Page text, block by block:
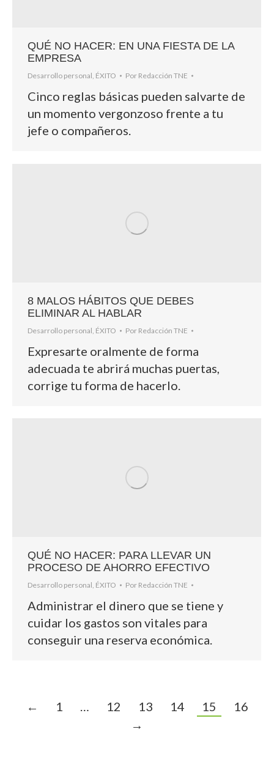
QUÉ NO HACER: EN UNA FIESTA DE LA
EMPRESA
Desarrollo personal, ÉXITO Por Redacción TNE
Cinco reglas básicas pueden salvarte de
un momento vergonzoso frente a tu
jefe o compañeros.
8 MALOS HÁBITOS QUE DEBES
ELIMINAR AL HABLAR
Desarrollo personal, ÉXITO Por Redacción TNE
Expresarte oralmente de forma
adecuada te abrirá muchas puertas,
corrige tu forma de hacerlo.
QUÉ NO HACER: PARA LLEVAR UN
PROCESO DE AHORRO EFECTIVO
Desarrollo personal, ÉXITO Por Redacción TNE
Administrar el dinero que se tiene y
cuidar los gastos son vitales para
conseguir una reserva económica.
← 1 … 12 13 14 15
16
→